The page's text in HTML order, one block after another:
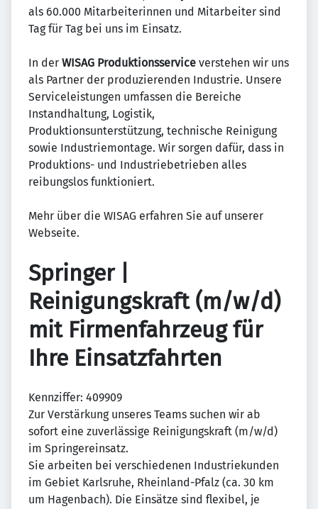
als 60.000 Mitarbeiterinnen und Mitarbeiter sind
Tag für Tag bei uns im Einsatz.
In der WISAG Produktionsservice verstehen wir uns
als Partner der produzierenden Industrie. Unsere
Serviceleistungen umfassen die Bereiche
Instandhaltung, Logistik,
Produktionsunterstützung, technische Reinigung
sowie Industriemontage. Wir sorgen dafür, dass in
Produktions- und Industriebetrieben alles
reibungslos funktioniert.
Mehr über die WISAG erfahren Sie auf unserer
Webseite.
Springer |
Reinigungskraft (m/w/d)
mit Firmenfahrzeug für
Ihre Einsatzfahrten
Kennziffer: 409909
Zur Verstärkung unseres Teams suchen wir ab
sofort eine zuverlässige Reinigungskraft (m/w/d)
im Springereinsatz.
Sie arbeiten bei verschiedenen Industriekunden
im Gebiet Karlsruhe, Rheinland-Pfalz (ca. 30 km
um Hagenbach). Die Einsätze sind flexibel, je